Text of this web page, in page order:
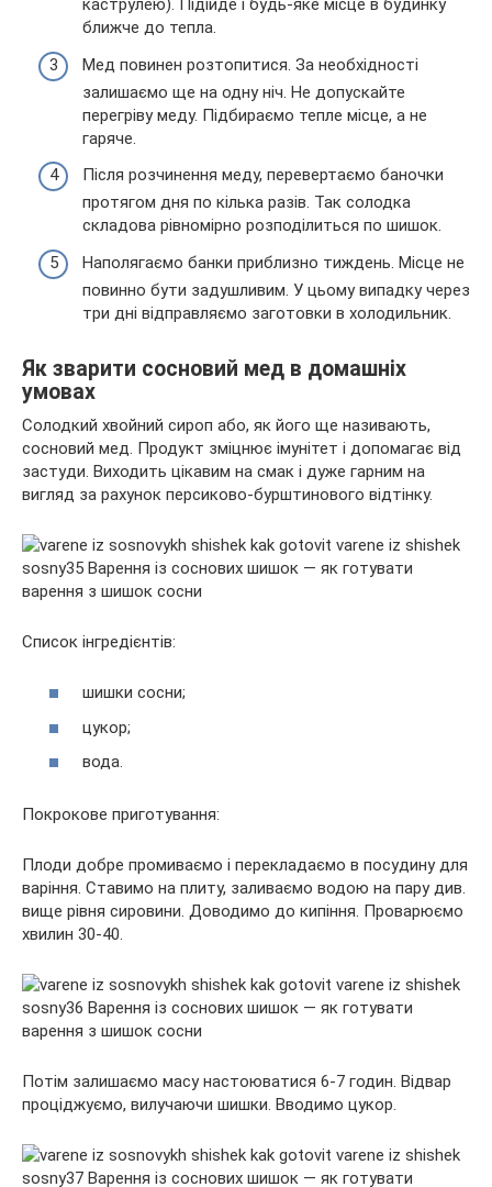
каструлею). Підійде і будь-яке місце в будинку
ближче до тепла.
Мед повинен розтопитися. За необхідності
залишаємо ще на одну ніч. Не допускайте
перегріву меду. Підбираємо тепле місце, а не
гаряче.
Після розчинення меду, перевертаємо баночки
протягом дня по кілька разів. Так солодка
складова рівномірно розподілиться по шишок.
Наполягаємо банки приблизно тиждень. Місце не
повинно бути задушливим. У цьому випадку через
три дні відправляємо заготовки в холодильник.
Як зварити сосновий мед в домашніх
умовах
Солодкий хвойний сироп або, як його ще називають,
сосновий мед. Продукт зміцнює імунітет і допомагає від
застуди. Виходить цікавим на смак і дуже гарним на
вигляд за рахунок персиково-бурштинового відтінку.
Список інгредієнтів:
шишки сосни;
цукор;
вода.
Покрокове приготування:
Плоди добре промиваємо і перекладаємо в посудину для
варіння. Ставимо на плиту, заливаємо водою на пару див.
вище рівня сировини. Доводимо до кипіння. Проварюємо
хвилин 30-40.
Потім залишаємо масу настоюватися 6-7 годин. Відвар
проціджуємо, вилучаючи шишки. Вводимо цукор.